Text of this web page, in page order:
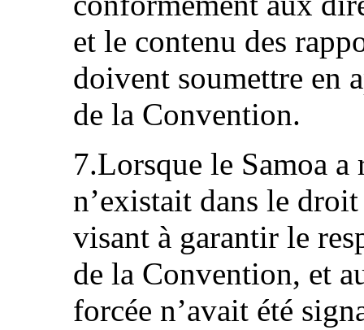
et le contenu des
doivent soumettre en
de la Convention.
7.Lorsque le Samoa
n’existait dans le
visant à garantir le
de la Convention, et
forcée n’avait été